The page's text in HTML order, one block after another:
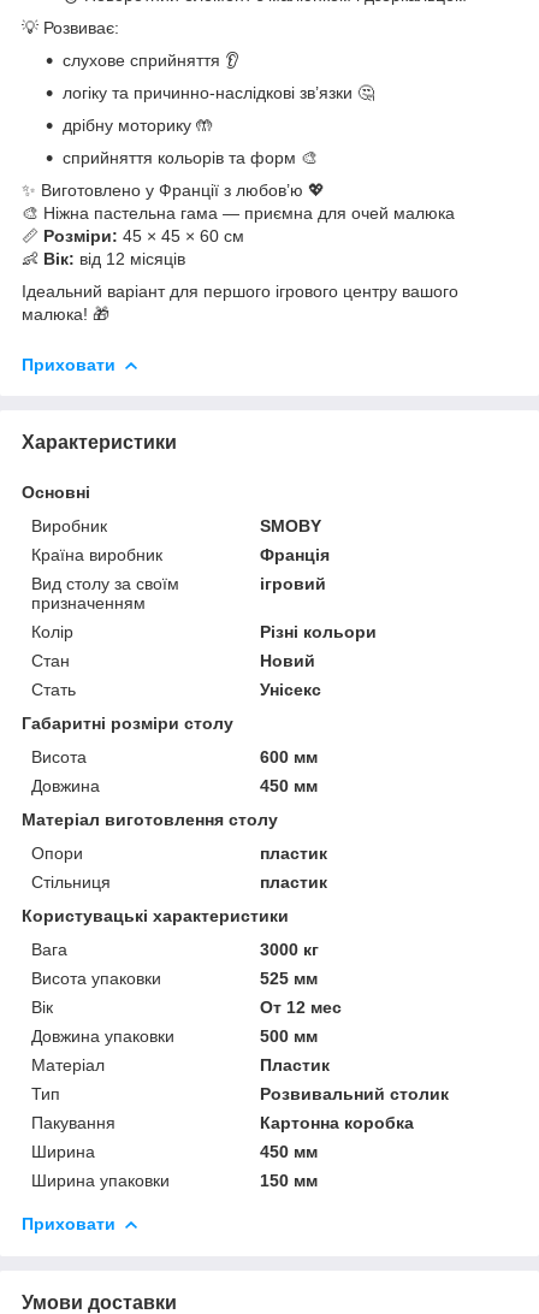
💡 Розвиває:
слухове сприйняття 👂
логіку та причинно-наслідкові зв’язки 🤔
дрібну моторику 🤲
сприйняття кольорів та форм 🎨
✨ Виготовлено у Франції з любов’ю 💖
🎨 Ніжна пастельна гама — приємна для очей малюка
📏 Розміри: 45 × 45 × 60 см
👶 Вік: від 12 місяців
Ідеальний варіант для першого ігрового центру вашого
малюка! 🎁
Приховати
Характеристики
Основні
Виробник
SMOBY
Країна виробник
Франція
Вид столу за своїм
призначенням
ігровий
Колір
Різні кольори
Стан
Новий
Стать
Унісекс
Габаритні розміри столу
Висота
600 мм
Довжина
450 мм
Матеріал виготовлення столу
Опори
пластик
Стільниця
пластик
Користувацькi характеристики
Вага
3000 кг
Висота упаковки
525 мм
Вік
От 12 мес
Довжина упаковки
500 мм
Матеріал
Пластик
Тип
Розвивальний столик
Пакування
Картонна коробка
Ширина
450 мм
Ширина упаковки
150 мм
Приховати
Умови доставки